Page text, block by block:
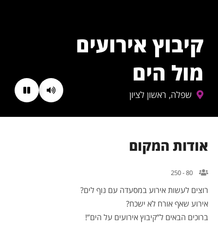
קיבוץ אירועים
מול הים
שפלה, ראשון לציון
אודות המקום
80 - 250
רוצים לעשות אירוע במסעדה עם נוף לים?
אירוע שאף אורח לא ישכח?
ברוכים הבאים ל”קיבוץ אירועים על הים”!